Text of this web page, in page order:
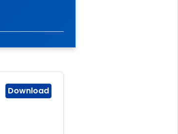
Download